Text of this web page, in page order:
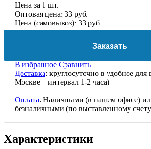
Цена за 1 шт.
Оптовая цена: 33 руб.
Цена (самовывоз): 33 руб.
Заказать
В избранное Сравнить
Доставка: круглосуточно в удобное для
Москве – интервал 1-2 часа)
Оплата: Наличными (в нашем офисе)
безналичными (по выставленному
Характеристики